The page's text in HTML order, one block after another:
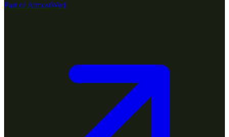
Part ofAlmostWed